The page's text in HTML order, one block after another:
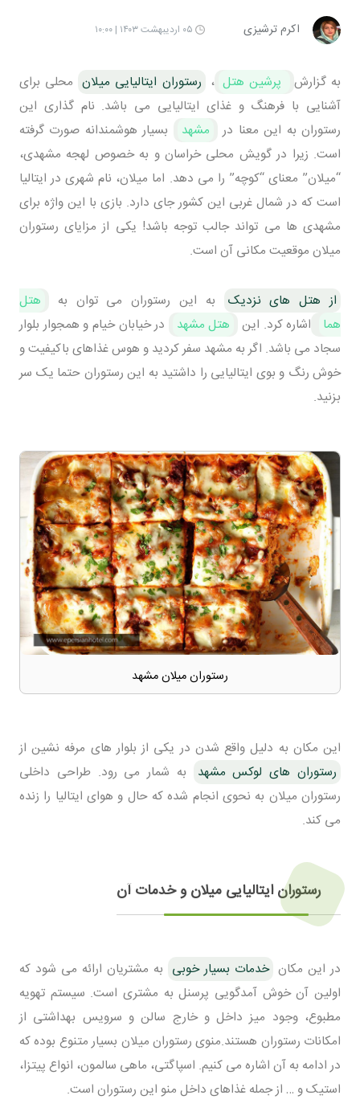
اکرم ترشیزی ۰۵ اردیبهشت ۱۴۰۳ | ۱۰:۰۰
به گزارش پرشین هتل ، رستوران ایتالیایی میلان محلی برای
آشنایی با فرهنگ و غذای ایتالیایی می باشد. نام گذاری این
رستوران به این معنا در
مشهد
بسیار هوشمندانه صورت گرفته
است. زیرا در گویش محلی خراسان و به خصوص لهجه مشهدی،
“میلان” معنای “کوچه” را می دهد. اما میلان، نام شهری در ایتالیا
است که در شمال غربی این کشور جای دارد. بازی با این واژه برای
مشهدی ها می تواند جالب توجه باشد! یکی از مزایای رستوران
میلان موقعیت مکانی آن است.
از هتل های نزدیک به این رستوران می توان به
هتل
هما
اشاره کرد. این هتل مشهد
در خیابان خیام و همجوار بلوار
سجاد می باشد. اگر به مشهد سفر کردید و هوس غذاهای باکیفیت و
خوش رنگ و بوی ایتالیایی را داشتید به این رستوران حتما یک سر
بزنید.
رستوران میلان مشهد
این مکان به دلیل واقع شدن در یکی از بلوار های مرفه نشین از
رستوران های لوکس مشهد
به شمار می رود. طراحی داخلی
رستوران میلان به نحوی انجام شده که حال و هوای ایتالیا را زنده
می کند.
رستوران ایتالیایی میلان و خدمات آن
در این مکان خدمات بسیار خوبی به مشتریان ارائه می شود که
اولین آن خوش آمدگویی پرسنل به مشتری است. سیستم تهویه
مطبوع، وجود میز داخل و خارج سالن و سرویس بهداشتی از
امکانات رستوران هستند.منوی رستوران میلان بسیار متنوع بوده که
در ادامه به آن اشاره می کنیم. اسپاگتی، ماهی سالمون، انواع پیتزا،
استیک و … از جمله غذاهای داخل منو این رستوران است.